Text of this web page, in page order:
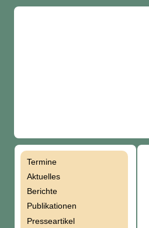
Termine
Aktuelles
Berichte
Publikationen
Presseartikel